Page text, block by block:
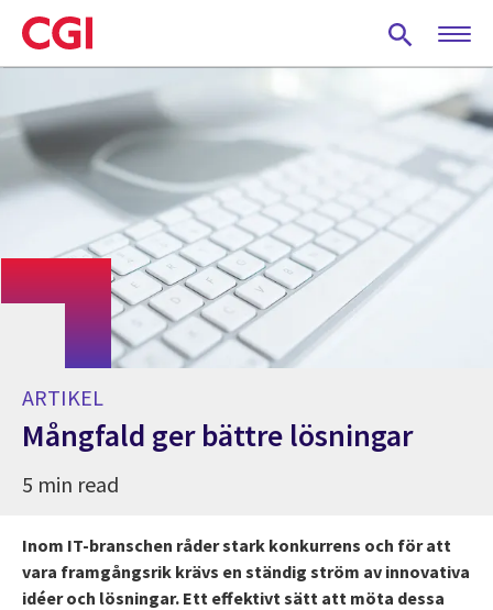
Skip
to
main
ARTIKEL
Mångfald ger bättre lösningar
5 min read
Inom IT-branschen råder stark konkurrens och för att
vara framgångsrik krävs en ständig ström av innovativa
idéer och lösningar. Ett effektivt sätt att möta dessa